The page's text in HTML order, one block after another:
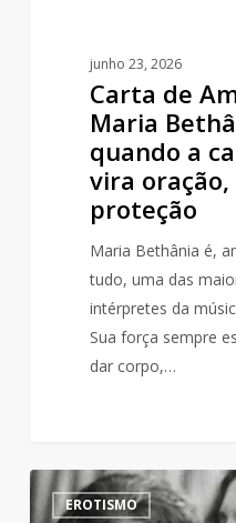
proteção
junho 23, 2026
Carta de
Maria
quando a
vira
proteção
Maria Bethânia é,
tudo, uma das
intérpretes da
Sua força sempre
dar corpo,…
Maria
BetâniaEROTISMO